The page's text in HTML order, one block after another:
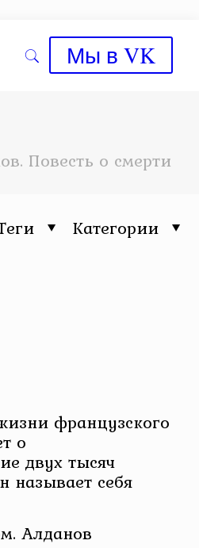
Мы в VK
Повесть о смерти
Категории
французского
о
двух тысяч
называет себя
Алданов